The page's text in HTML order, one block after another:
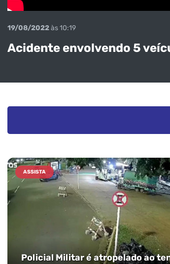
19/08/2022às 10:19
Acidente envolvendo 5
ASSISTA
Policial Militar é atropelado ao